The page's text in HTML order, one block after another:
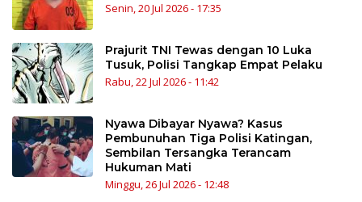
Senin, 20 Jul 2026 - 17:35
Prajurit TNI Tewas dengan 10 Luka
Tusuk, Polisi Tangkap Empat Pelaku
Rabu, 22 Jul 2026 - 11:42
Nyawa Dibayar Nyawa? Kasus
Pembunuhan Tiga Polisi Katingan,
Sembilan Tersangka Terancam
Hukuman Mati
Minggu, 26 Jul 2026 - 12:48